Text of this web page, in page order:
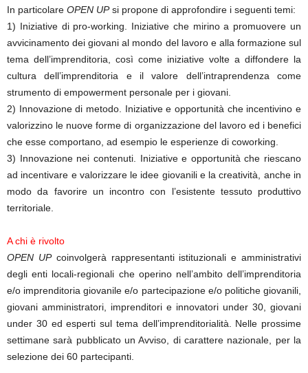
In particolare OPEN UPsi propone di approfondire i seguenti temi:
1) Iniziative di pro-working. Iniziative che mirino a promuovere un
avvicinamento dei giovani al mondo del lavoro e alla formazione sul
tema dell’imprenditoria, così come iniziative volte a diffondere la
cultura dell’imprenditoria e il valore dell’intraprendenza come
strumento di empowerment personale per i giovani.
2) Innovazione di metodo. Iniziative e opportunità che incentivino e
valorizzino le nuove forme di organizzazione del lavoro ed i benefici
che esse comportano, ad esempio le esperienze di coworking.
3) Innovazione nei contenuti. Iniziative e opportunità che riescano
ad incentivare e valorizzare le idee giovanili e la creatività, anche in
modo da favorire un incontro con l’esistente tessuto produttivo
territoriale.
A chi è rivolto
OPEN UPcoinvolgerà rappresentanti istituzionali e amministrativi
degli enti locali-regionali che operino nell’ambito dell’imprenditoria
e/o imprenditoria giovanile e/o partecipazione e/o politiche giovanili,
giovani amministratori, imprenditori e innovatori under 30, giovani
under 30 ed esperti sul tema dell’imprenditorialità. Nelle prossime
settimane sarà pubblicato un Avviso, di carattere nazionale, per la
selezione dei 60 partecipanti.